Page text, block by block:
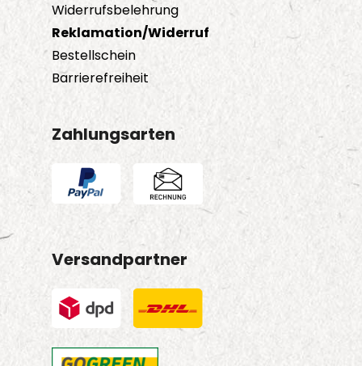
Widerrufsbelehrung
Reklamation/Widerruf
Bestellschein
Barrierefreiheit
Zahlungsarten
Versandpartner